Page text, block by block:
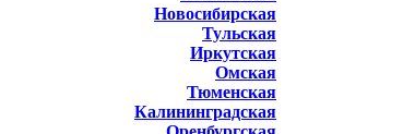
Новосибирская
Тульская
Иркутская
Омская
Тюменская
Калининградская